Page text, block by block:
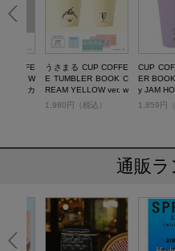
COFFE
W
MINIカ
うさまる CUP COFFE
E TUMBLER BOOK C
REAM YELLOW ver. w
ith MINIカレンダー ス
1,980円（税込）
CUP
ER
y JAM
lac with
1,859円（
通販